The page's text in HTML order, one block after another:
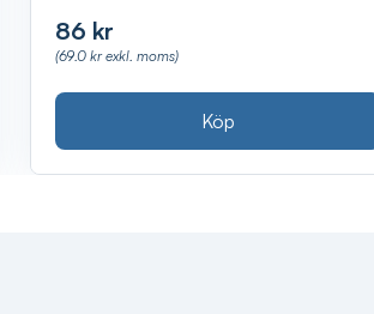
86 kr
(69.0 kr exkl. moms)
Köp